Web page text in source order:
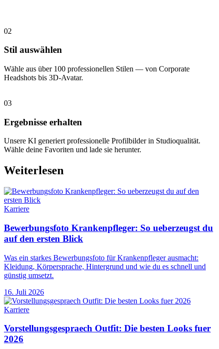
02
Stil auswählen
Wähle aus über 100 professionellen Stilen — von Corporate
Headshots bis 3D-Avatar.
03
Ergebnisse erhalten
Unsere KI generiert professionelle Profilbilder in Studioqualität.
Wähle deine Favoriten und lade sie herunter.
Weiterlesen
Karriere
Bewerbungsfoto Krankenpfleger: So ueberzeugst du
auf den ersten Blick
Was ein starkes Bewerbungsfoto für Krankenpfleger ausmacht:
Kleidung, Körpersprache, Hintergrund und wie du es schnell und
günstig umsetzt.
16. Juli 2026
Karriere
Vorstellungsgespraech Outfit: Die besten Looks fuer
2026